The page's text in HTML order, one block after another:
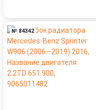
№ 84342